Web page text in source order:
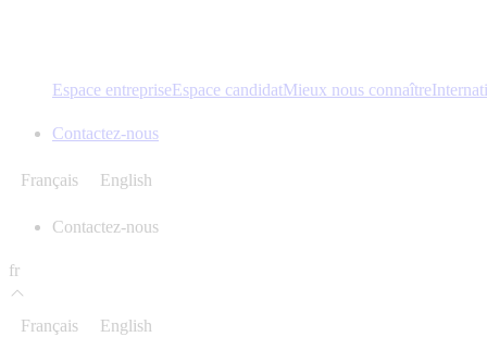
Espace entrepriseEspace candidatMieux nous connaître
Contactez-nous
Français English
Contactez-nous
fr
Français English